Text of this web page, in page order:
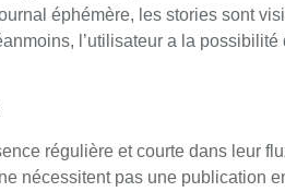
éphémère, les stories sont
l’utilisateur a la possibilité
régulière et courte dans leur
nécessitent pas une publication